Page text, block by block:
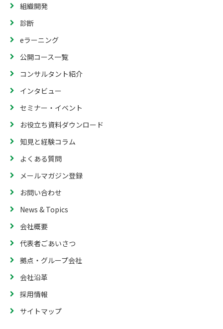
組織開発
診断
eラーニング
公開コース一覧
コンサルタント紹介
インタビュー
セミナー・イベント
お役立ち資料ダウンロード
知見と経験コラム
よくある質問
メールマガジン登録
お問い合わせ
News & Topics
会社概要
代表者ごあいさつ
拠点・グループ会社
会社沿革
採用情報
サイトマップ